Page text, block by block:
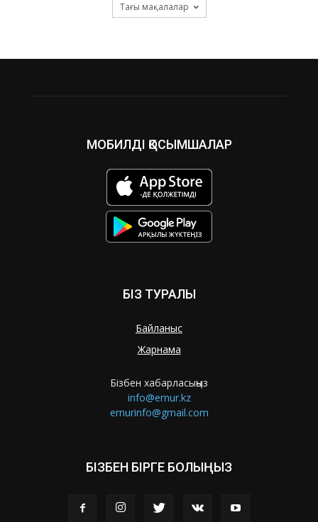
Тағы мақалалар
МОБИЛДІ ҚОСЫМШАЛАР
БІЗ ТУРАЛЫ
Байланыс
Жарнама
Бізбен хабарласыңыз
info@ernur.kz
ernurinfo@gmail.com
БІЗБЕН БІРГЕ БОЛЫҢЫЗ